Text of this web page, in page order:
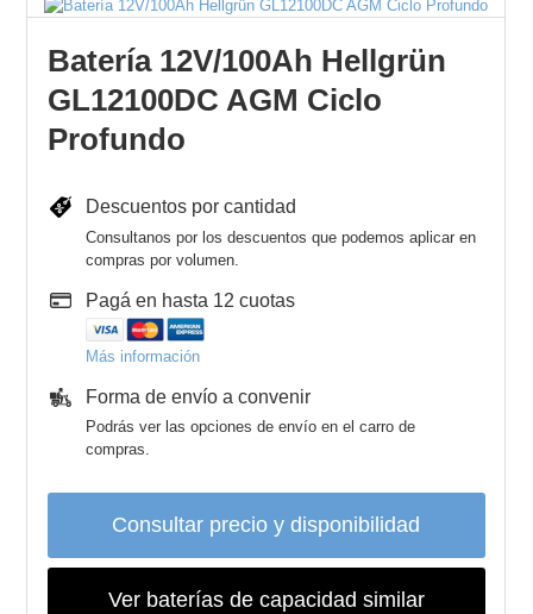
Batería 12V/100Ah Hellgrün
GL12100DC AGM Ciclo
Profundo
Descuentos por cantidad
Consultanos por los descuentos que podemos aplicar en
compras por volumen.
Pagá en hasta 12 cuotas
Más información
Forma de envío a convenir
Podrás ver las opciones de envío en el carro de
compras.
Consultar precio y disponibilidad
Ver baterías de capacidad similar